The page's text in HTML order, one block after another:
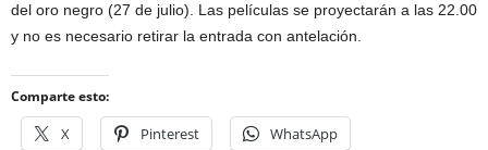
del oro negro (27 de julio). Las películas se proyectarán a las 22.00
y no es necesario retirar la entrada con antelación.
Comparte esto:
X Pinterest WhatsApp